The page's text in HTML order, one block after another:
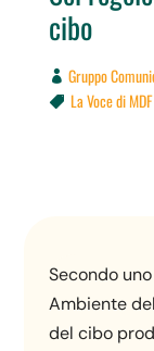
cibo
Gruppo
 La Voce di MDF
Secondo
Ambiente
del cibo